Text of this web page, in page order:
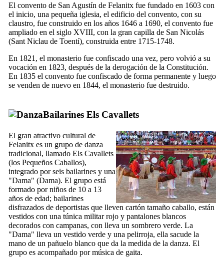
El convento de San Agustín de Felanitx fue fundado en 1603 con
el inicio, una pequeña iglesia, el edificio del convento, con su
claustro, fue construido en los años 1646 a 1690, el convento fue
ampliado en el siglo XVIII, con la gran capilla de San Nicolás
(Sant Niclau de Toentí), construida entre 1715-1748.
En 1821, el monasterio fue confiscado una vez, pero volvió a su
vocación en 1823, después de la derogación de la Constitución.
En 1835 el convento fue confiscado de forma permanente y luego
se venden de nuevo en 1844, el monasterio fue destruido.
Bailarines Els Cavallets
El gran atractivo cultural de
Felanitx es un grupo de danza
tradicional, llamado Els Cavallets
(los Pequeños Caballos),
integrado por seis bailarines y una
"Dama" (Dama). El grupo está
formado por niños de 10 a 13
años de edad; bailarines
disfrazados de deportistas que lleven cartón tamaño caballo, están
vestidos con una túnica militar rojo y pantalones blancos
decorados con campanas, con lleva un sombrero verde. La
"Dama" lleva un vestido verde y una pelirroja, ella sacude la
mano de un pañuelo blanco que da la medida de la danza. El
grupo es acompañado por música de gaita.